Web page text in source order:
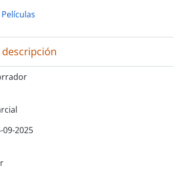
Películas
09-2025